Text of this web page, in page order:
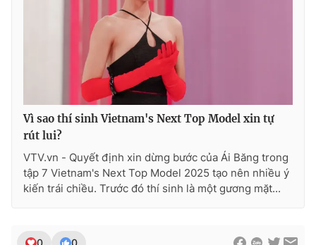
Vì sao thí sinh Vietnam's Next Top Model xin tự
rút lui?
VTV.vn - Quyết định xin dừng bước của Ái Băng trong
tập 7 Vietnam's Next Top Model 2025 tạo nên nhiều ý
kiến trái chiều. Trước đó thí sinh là một gương mặt...
0 0